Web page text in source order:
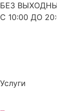
БЕЗ
С 10:00 ДО
Услуги